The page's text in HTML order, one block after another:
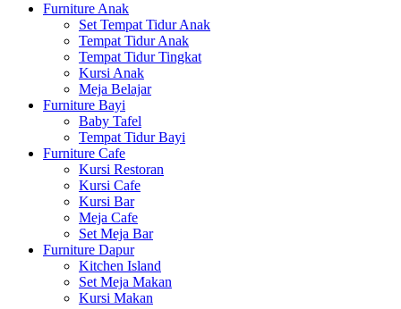
Furniture Anak
Set Tempat Tidur Anak
Tempat Tidur Anak
Tempat Tidur Tingkat
Kursi Anak
Meja Belajar
Furniture Bayi
Baby Tafel
Tempat Tidur Bayi
Furniture Cafe
Kursi Restoran
Kursi Cafe
Kursi Bar
Meja Cafe
Set Meja Bar
Furniture Dapur
Kitchen Island
Set Meja Makan
Kursi Makan